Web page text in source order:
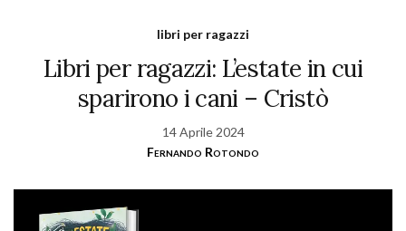
libri per ragazzi
Libri per ragazzi: L’estate in cui
sparirono i cani – Cristò
14 Aprile 2024
Fernando Rotondo